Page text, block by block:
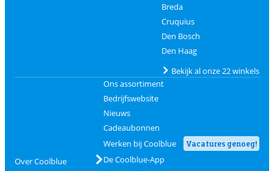
Breda
Cruquius
Den Bosch
Den Haag
Bekijk al onze 22 winkels
Over Coolblue
Ons assortiment
Bedrijfswebsite
Nieuws
Cadeaubonnen
Werken bij Coolblue
Vacatures genoeg!
De Coolblue-App